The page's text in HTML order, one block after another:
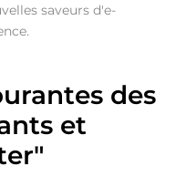
saveurs d'e-
des
et